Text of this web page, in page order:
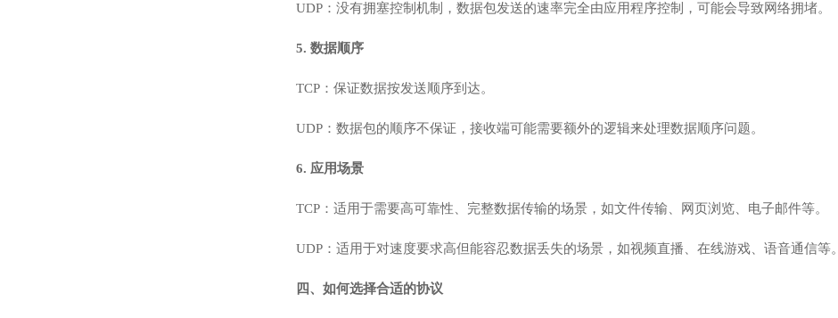
UDP：没有拥塞控制机制，数据包发送的速率完全由应用程序控制，可能会导致网络拥堵。
5. 数据顺序
TCP：保证数据按发送顺序到达。
UDP：数据包的顺序不保证，接收端可能需要额外的逻辑来处理数据顺序问题。
6. 应用场景
TCP：适用于需要高可靠性、完整数据传输的场景，如文件传输、网页浏览、电子邮件等。
UDP：适用于对速度要求高但能容忍数据丢失的场景，如视频直播、在线游戏、语音通信等。
四、如何选择合适的协议